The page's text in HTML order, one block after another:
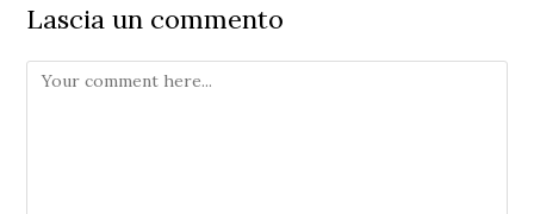
Lascia un commento